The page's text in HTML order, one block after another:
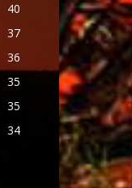
40
37
36
35
35
34